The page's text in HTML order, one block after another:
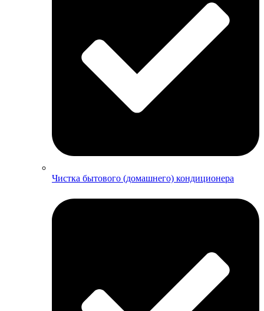
Чистка бытового (домашнего) кондиционера